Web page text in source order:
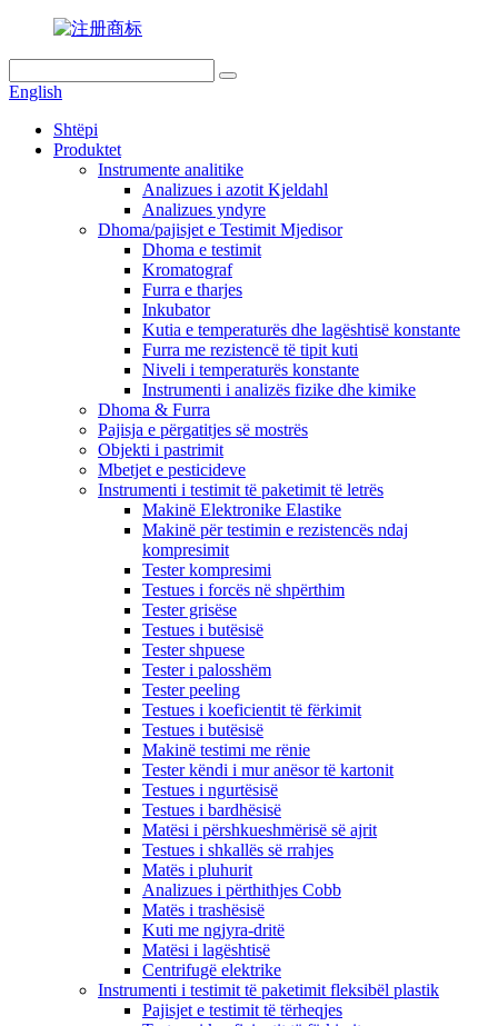
English
Shtëpi
Produktet
Instrumente analitike
Analizues i azotit Kjeldahl
Analizues yndyre
Dhoma/pajisjet e Testimit Mjedisor
Dhoma e testimit
Kromatograf
Furra e tharjes
Inkubator
Kutia e temperaturës dhe lagështisë konstante
Furra me rezistencë të tipit kuti
Niveli i temperaturës konstante
Instrumenti i analizës fizike dhe kimike
Dhoma & Furra
Pajisja e përgatitjes së mostrës
Objekti i pastrimit
Mbetjet e pesticideve
Instrumenti i testimit të paketimit të letrës
Makinë Elektronike Elastike
Makinë për testimin e rezistencës ndaj
kompresimit
Tester kompresimi
Testues i forcës në shpërthim
Tester grisëse
Testues i butësisë
Tester shpuese
Tester i palosshëm
Tester peeling
Testues i koeficientit të fërkimit
Testues i butësisë
Makinë testimi me rënie
Tester këndi i mur anësor të kartonit
Testues i ngurtësisë
Testues i bardhësisë
Matësi i përshkueshmërisë së ajrit
Testues i shkallës së rrahjes
Matës i pluhurit
Analizues i përthithjes Cobb
Matës i trashësisë
Kuti me ngjyra-dritë
Matësi i lagështisë
Centrifugë elektrike
Instrumenti i testimit të paketimit fleksibël plastik
Pajisjet e testimit të tërheqjes